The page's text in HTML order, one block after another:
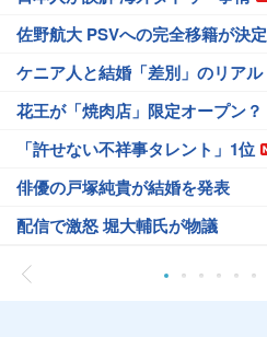
佐野航大 PSVへの完全移籍が決定
ケニア人と結婚「差別」のリアル
花王が「焼肉店」限定オープン？
「許せない不祥事タレント」1位
俳優の戸塚純貴が結婚を発表
配信で激怒 堀大輔氏が物議